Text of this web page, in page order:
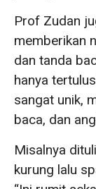
Prof Zudan
memberikan
dan tanda
hanya
sangat unik,
baca, dan
Misalnya
kurung lalu